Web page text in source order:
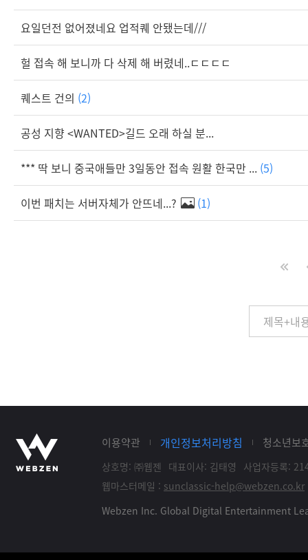
요일던전 없어졌네요 업적퀘 안됐는데///
헐 접속 해 보니까 다 삭제 해 버렸네..ㄷㄷㄷㄷ
퀘스트 건의 (2)
공성 지향 <WANTED>길드 오래 하실 분...
*** 딱 보니 중국애들만 3일동안 접속 원활 한국만 ... (5)
이번 패치는 서버자체가 안뜨네...? (1)
이용약관 개인정보처리방침 청소년보
상호명: ㈜웹젠 대표이사: 김태영
사업자등록:
웹마스터메일 : sunclassic-help@webzen.co.kr
Webzen Inc. Global Digital Entertainment